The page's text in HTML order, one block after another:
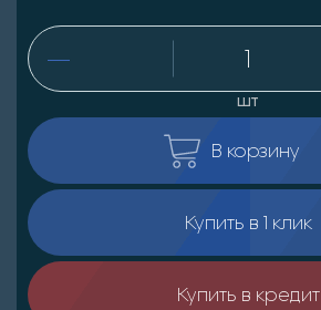
шт
В корзину
Купить в 1 клик
Купить в кредит